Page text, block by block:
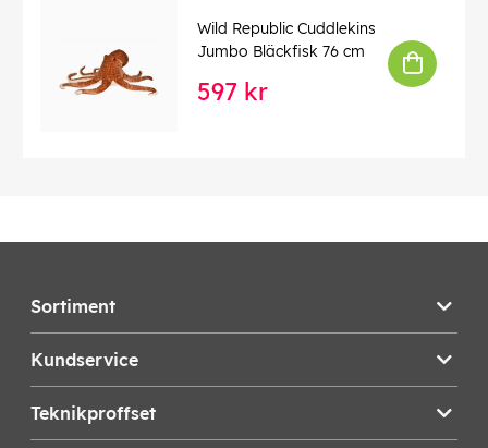
Wild Republic Cuddlekins
Jumbo Bläckfisk 76 cm
597 kr
Sortiment
Kundservice
Teknikproffset